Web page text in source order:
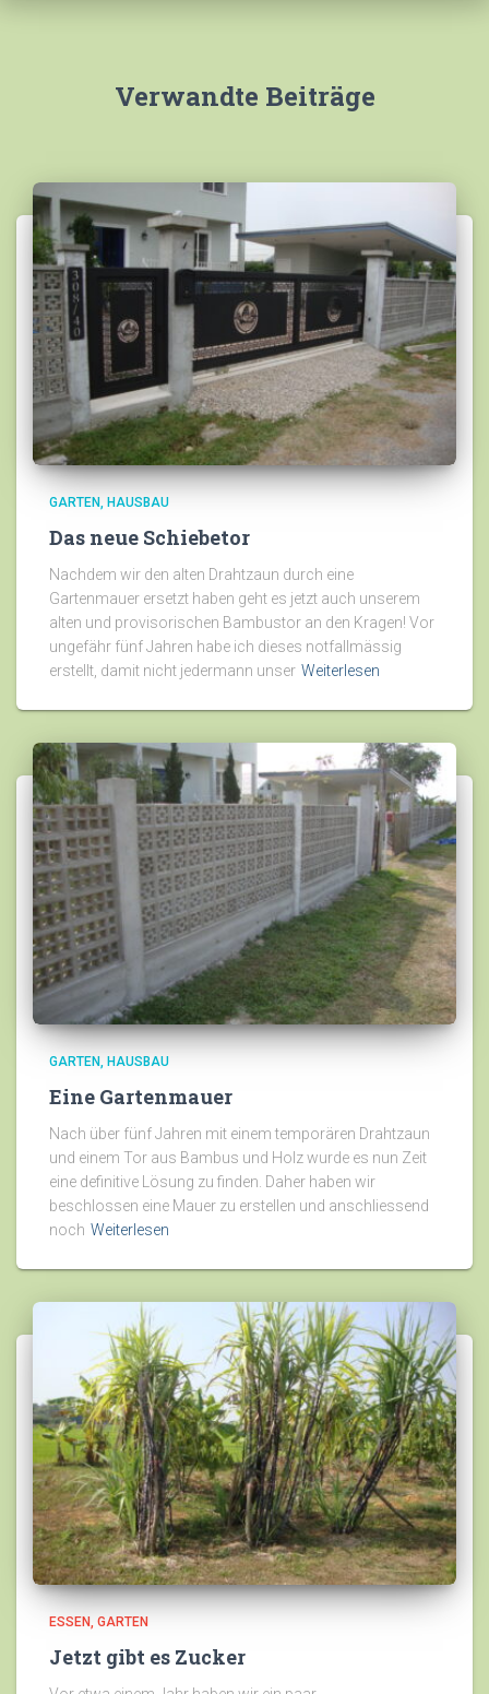
Verwandte Beiträge
GARTEN HAUSBAU
Das neue Schiebetor
Nachdem wir den alten Drahtzaun durch eine
Gartenmauer ersetzt haben geht es jetzt auch unserem
alten und provisorischen Bambustor an den Kragen! Vor
ungefähr fünf Jahren habe ich dieses notfallmässig
erstellt, damit nicht jedermann unser Weiterlesen
GARTEN HAUSBAU
Eine Gartenmauer
Nach über fünf Jahren mit einem temporären Drahtzaun
und einem Tor aus Bambus und Holz wurde es nun Zeit
eine definitive Lösung zu finden. Daher haben wir
beschlossen eine Mauer zu erstellen und anschliessend
noch Weiterlesen
ESSEN GARTEN
Jetzt gibt es Zucker